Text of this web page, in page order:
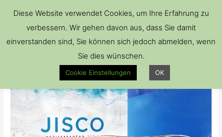
Diese Website verwendet Cookies, um Ihre Erfahrung zu
verbessern. Wir gehen davon aus, dass Sie damit
einverstanden sind, Sie können sich jedoch abmelden, wenn
Sie dies wünschen.
Cookie Einstellungen OK